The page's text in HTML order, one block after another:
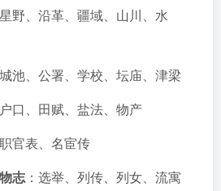
野、沿革、疆域、山川、水
池、公署、学校、坛庙、津梁
口、田赋、盐法、物产
官表、名宦传
志：选举、列传、列女、流寓